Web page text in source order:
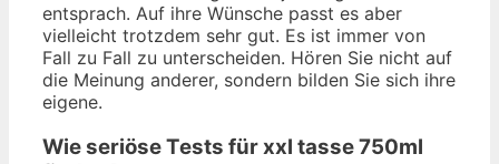
entsprach. Auf ihre Wünsche passt es aber
vielleicht trotzdem sehr gut. Es ist immer von
Fall zu Fall zu unterscheiden. Hören Sie nicht auf
die Meinung anderer, sondern bilden Sie sich ihre
eigene.
Wie seriöse Tests für xxl tasse 750ml